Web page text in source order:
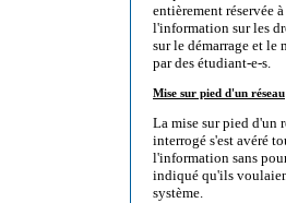
entièrement réservée
l'information sur les
sur le démarrage et le
par des étudiant-e-s.
Mise sur pied d'un réseau
La mise sur pied d'un
interrogé s'est avéré
l'information sans
indiqué qu'ils
système.